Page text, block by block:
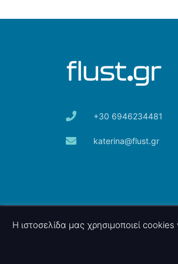
+30 6946234481
katerina@flust.gr
© 2026 nettings, ltd. All
Η ιστοσελίδα μας χρησιμοποιεί